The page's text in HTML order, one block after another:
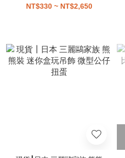
板
NT$330 ~ NT$2,650